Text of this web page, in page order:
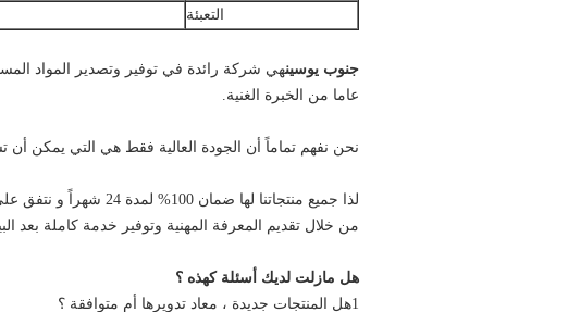
التعبئة
جنوب يوسين
عاما من الخبرة الغنية.
نحن نفهم تماماً أن الجودة العالية فقط هي التي يمكن أن
من خلال تقديم المعرفة المهنية وتوفير خدمة كاملة بعد
هل مازلت لديك أسئلة كهذه ؟
1هل المنتجات جديدة ، معاد تدويرها أم متوافقة ؟